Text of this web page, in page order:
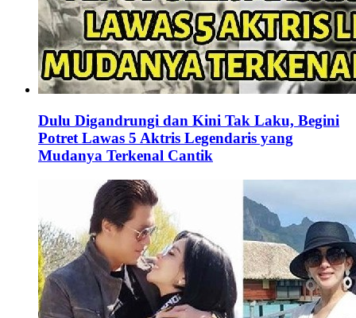
Dulu Digandrungi dan Kini Tak Laku, Begini
Potret Lawas 5 Aktris Legendaris yang
Mudanya Terkenal Cantik